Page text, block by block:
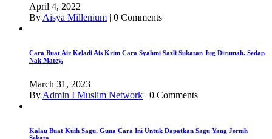
April 4, 2022
By Aisya Millenium | 0 Comments
Cara Buat Air Keladi Ais Krim Cara Syahmi Sazli Sukatan Jug Dirumah. Sedap
Nak Matey.
March 31, 2023
By Admin I Muslim Network | 0 Comments
Kalau Buat Kuih Sagu, Guna Cara Ini Untuk Dapatkan Sagu Yang Jernih
Sekata.